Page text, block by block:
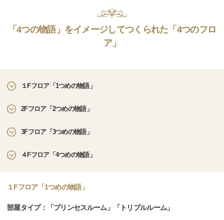
「4つの物語」をイメージしてつくられた「4つのフロ
ア」
１Fフロア「1つめの物語」
2Fフロア「2つめの物語」
3Fフロア「3つめの物語」
４Fフロア「4つめの物語」
１Fフロア「1つめの物語」
部屋タイプ：「プリンセスルーム」「トリプルルーム」